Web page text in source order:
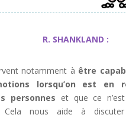
R. SHANKLAND :
notamment à être
lorsqu’on est en
personnes et que ce
Cela nous aide à